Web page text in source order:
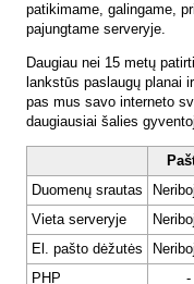
patikimame, galingame,
pajungtame serveryje.
Daugiau nei 15 metų
lankstūs paslaugų planai
pas mus savo interneto
daugiausiai šalies
Duomenų srautas
Vieta serveryje
El. pašto dėžutės
PHP
-